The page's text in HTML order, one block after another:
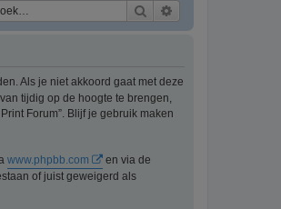
Zoek
Als je niet akkoord gaat met deze
tijdig op de hoogte te brengen,
Forum”. Blijf je gebruik maken
www.phpbb.com
en via de
of juist geweigerd als